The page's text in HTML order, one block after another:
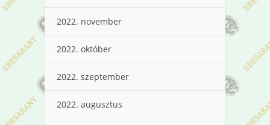
2022. november
2022. október
2022. szeptember
2022. augusztus